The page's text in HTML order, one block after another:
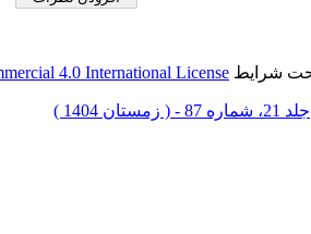
شرایط 4.0 International License
جلد 21، شماره 87 - ( زمستان 1404 )